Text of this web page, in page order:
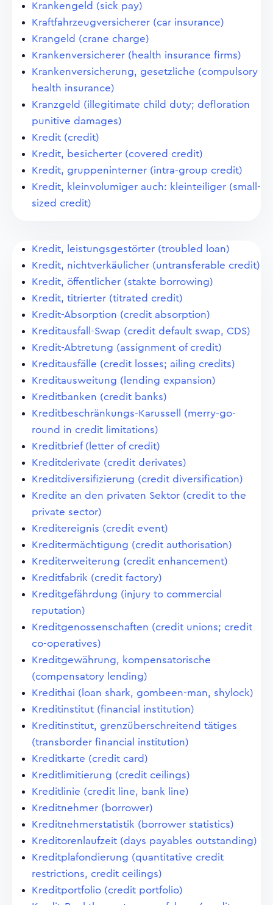
Krankengeld (sick pay)
Kraftfahrzeugversicherer (car insurance)
Krangeld (crane charge)
Krankenversicherer (health insurance firms)
Krankenversicherung, gesetzliche (compulsory
health insurance)
Kranzgeld (illegitimate child duty; defloration
punitive damages)
Kredit (credit)
Kredit, besicherter (covered credit)
Kredit, gruppeninterner (intra-group credit)
Kredit, kleinvolumiger auch: kleinteiliger (small-
sized credit)
Kredit, leistungsgestörter (troubled loan)
Kredit, nichtverkäulicher (untransferable credit)
Kredit, öffentlicher (stakte borrowing)
Kredit, titrierter (titrated credit)
Kredit-Absorption (credit absorption)
Kreditausfall-Swap (credit default swap, CDS)
Kredit-Abtretung (assignment of credit)
Kreditausfälle (credit losses; ailing credits)
Kreditausweitung (lending expansion)
Kreditbanken (credit banks)
Kreditbeschränkungs-Karussell (merry-go-
round in credit limitations)
Kreditbrief (letter of credit)
Kreditderivate (credit derivates)
Kreditdiversifizierung (credit diversification)
Kredite an den privaten Sektor (credit to the
private sector)
Kreditereignis (credit event)
Kreditermächtigung (credit authorisation)
Krediterweiterung (credit enhancement)
Kreditfabrik (credit factory)
Kreditgefährdung (injury to commercial
reputation)
Kreditgenossenschaften (credit unions; credit
co-operatives)
Kreditgewährung, kompensatorische
(compensatory lending)
Kredithai (loan shark, gombeen-man, shylock)
Kreditinstitut (financial institution)
Kreditinstitut, grenzüberschreitend tätiges
(transborder financial institution)
Kreditkarte (credit card)
Kreditlimitierung (credit ceilings)
Kreditlinie (credit line, bank line)
Kreditnehmer (borrower)
Kreditnehmerstatistik (borrower statistics)
Kreditorenlaufzeit (days payables outstanding)
Kreditplafondierung (quantitative credit
restrictions, credit ceilings)
Kreditportfolio (credit portfolio)